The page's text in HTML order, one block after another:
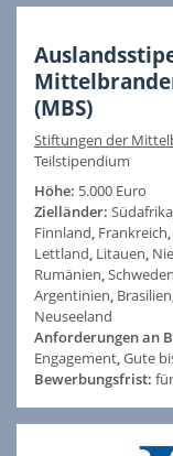
(MBS)
Stiftungen der
Teilstipendium
Höhe: 5.000 Euro
Zielländer: Südafrika
Finnland, Frankreich,
Lettland, Litauen,
Rumänien,Schweden
Argentinien, Brasilien
Neuseeland
Anforderungen an
Engagement,Gute
Bewerbungsfrist: